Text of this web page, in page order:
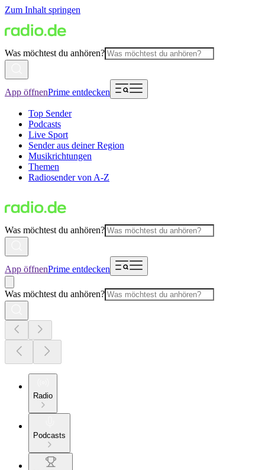
Zum Inhalt springen
Was möchtest du anhören?
App öffnenPrime entdecken
Top Sender
Podcasts
Live Sport
Sender aus deiner Region
Musikrichtungen
Themen
Radiosender von A-Z
Was möchtest du anhören?
App öffnenPrime entdecken
Was möchtest du anhören?
Radio
Podcasts